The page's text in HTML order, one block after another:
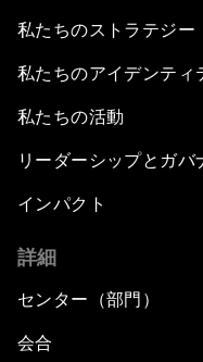
私たちのストラテジー
私たちのアイデンティ
私たちの活動
リーダーシップとガバ
インパクト
詳細
センター（部門）
会合